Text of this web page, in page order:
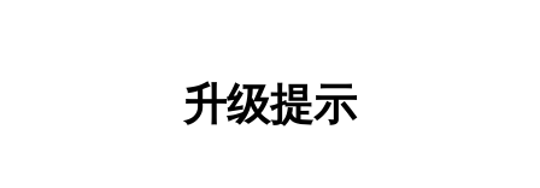
升级提示